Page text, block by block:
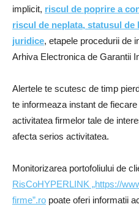
implicit, riscul de poprire a
riscul de neplata, statusul de
juridice, etapele procedurii de
Arhiva Electronica de Garantii
Alertele te scutesc de timp
te informeaza instant de
activitatea firmelor tale de
afecta serios activitatea.
Monitorizarea portofoliului de
RisCoHYPERLINK „https://
firme”.ro poate oferi informatii